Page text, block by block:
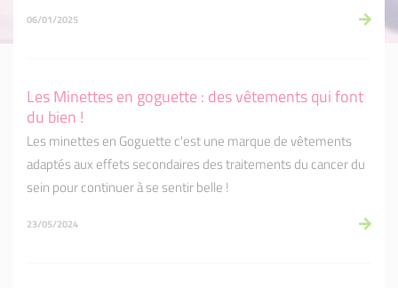
06/01/2025
Les Minettes en goguette : des vêtements qui font
du bien !
Les minettes en Goguette c'est une marque de vêtements
adaptés aux effets secondaires des traitements du cancer du
sein pour continuer à se sentir belle !
23/05/2024